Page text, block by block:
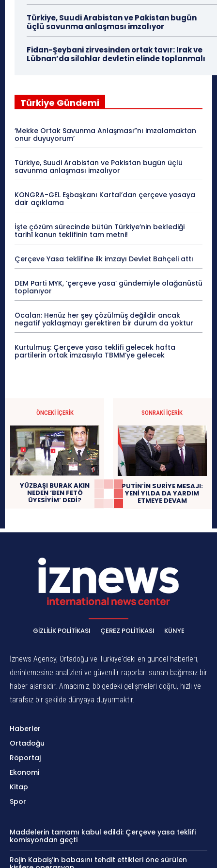
Türkiye, Suudi Arabistan ve Pakistan bugün
üçlü savunma anlaşması imzalıyor
Fidan-Şeybani zirvesinden ortak tavır: Irak ve
Lübnan’da silahlar devletin elinde toplanmalı
Türkiye Gündemi
‘Mekke Ortak Savunma Anlaşması”nı imzalamaktan
onur duyuyorum’
Türkiye, Suudi Arabistan ve Pakistan bugün üçlü
savunma anlaşması imzalıyor
KONGRA-GEL Eşbaşkanı Kartal’dan çerçeve yasaya
dair açıklama
İşte çözüm sürecinde bütün Türkiye’nin beklediği
tarihî kanun teklifinin tam metni!
Çerçeve Yasa teklifine ilk imzayı Devlet Bahçeli attı
DEM Parti MYK, ‘çerçeve yasa’ gündemiyle olağanüstü
toplanıyor
Öcalan: Henüz her şey çözülmüş değildir ancak
negatif yaklaşmayı gerektiren bir durum da yoktur
Kurtulmuş: Çerçeve yasa teklifi gelecek hafta
partilerin ortak imzasıyla TBMM’ye gelecek
ÖNCEKI İÇERIK
YÜZBAŞI BURAK AKIN
NEDEN ‘BEN FETÖ
ÜYESİYİM’ DEDİ?
SONRAKI İÇERIK
PUTİN’İN SURİYE MESAJI:
YENİ YILDA DA YARDIM
ETMEYE DEVAM
GIZLILIK POLITIKASI ÇEREZ POLITIKASI KÜNYE
İznews Agency, Ortadoğu ve Türkiye'deki en güncel haberleri,
derinlemesine analizleri ve güvenilir raporları sunan bağımsız bir
haber ajansıdır. Amacımız, bölgedeki gelişmeleri doğru, hızlı ve
tarafsız bir şekilde dünyaya duyurmaktır.
Haberler
Ortadoğu
Röportaj
Ekonomi
Kitap
Spor
Maddelerin tamamı kabul edildi: Çerçeve yasa teklifi
komisyondan geçti
Rojin Kabaiş’in babasını tehdit ettikleri öne sürülen